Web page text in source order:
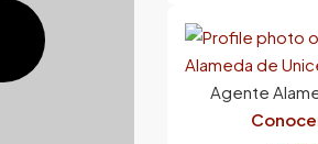
Agente